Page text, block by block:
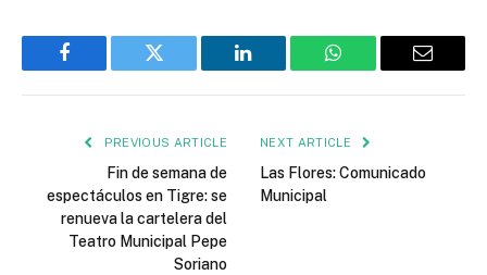
Facebook Twitter LinkedIn WhatsApp Email
PREVIOUS ARTICLE
Fin de semana de
espectáculos en Tigre: se
renueva la cartelera del
Teatro Municipal Pepe
Soriano
NEXT ARTICLE
Las Flores: Comunicado
Municipal